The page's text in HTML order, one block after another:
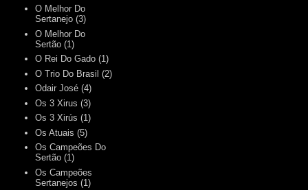
O Melhor Do
Sertanejo (3)
O Melhor Do
Sertão (1)
O Rei Do Gado (1)
O Trio Do Brasil (2)
Odair José (4)
Os 3 Xirus (3)
Os 3 Xirús (1)
Os Atuais (5)
Os Campeões Do
Sertão (1)
Os Campeões
Sertanejos (1)